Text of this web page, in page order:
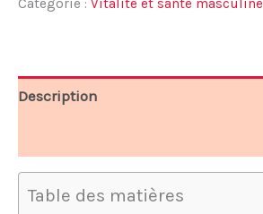
Catégorie : Vitalité et santé masculine
Description
Table des matières